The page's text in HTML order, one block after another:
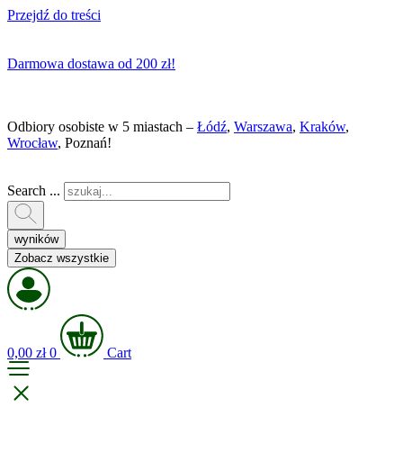
Przejdź do treści
Darmowa dostawa od 200 zł!
Odbiory osobiste w 5 miastach – Łódź, Warszawa, Kraków,
Wrocław, Poznań!
Search ...
wyników
Zobacz wszystkie
0,00 zł 0 Cart